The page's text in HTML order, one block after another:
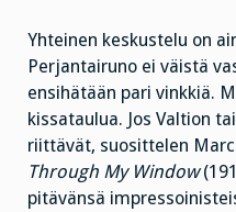
Yhteinen keskustelu on
Perjantairuno ei väistä
ensihätään pari vinkkiä.
kissataulua. Jos Valtion
riittävät, suosittelen
Through My Window
pitävänsä